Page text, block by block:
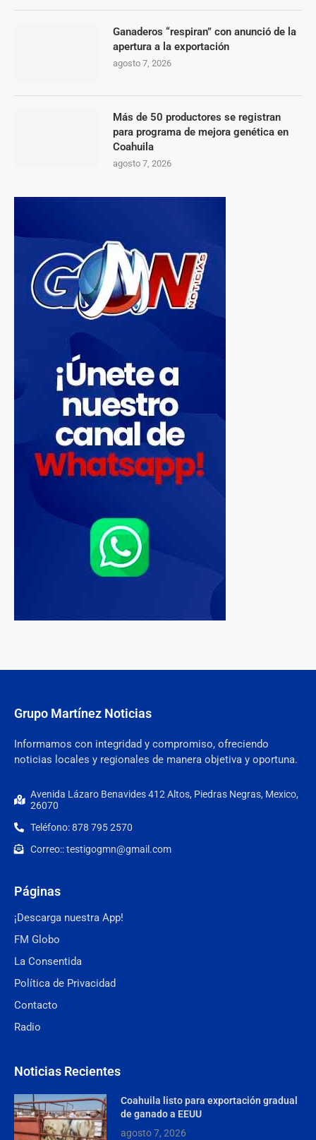
Ganaderos “respiran” con anunció de la
apertura a la exportación
agosto 7, 2026
Más de 50 productores se registran
para programa de mejora genética en
Coahuila
agosto 7, 2026
Grupo Martínez Noticias
Informamos con integridad y compromiso, ofreciendo
noticias locales y regionales de manera objetiva y oportuna.
Avenida Lázaro Benavides 412 Altos, Piedras Negras, Mexico,
26070
Teléfono: 878 795 2570
Correo:: testigogmn@gmail.com
Páginas
¡Descarga nuestra App!
FM Globo
La Consentida
Política de Privacidad
Contacto
Radio
Noticias Recientes
Coahuila listo para exportación gradual
de ganado a EEUU
agosto 7, 2026